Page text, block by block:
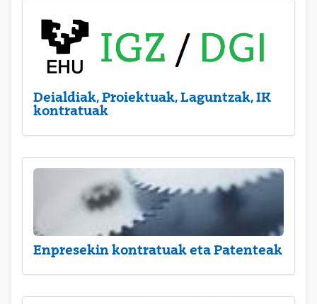
Deialdiak, Proiektuak, Laguntzak, IK
kontratuak
Enpresekin kontratuak eta Patenteak